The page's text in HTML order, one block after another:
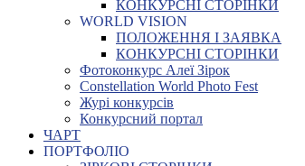
КОНКУРСНІ СТОРІНКИ
WORLD VISION
ПОЛОЖЕННЯ І ЗАЯВКА
КОНКУРСНІ СТОРІНКИ
Фотоконкурс Алеї Зірок
Constellation World Photo Fest
Журі конкурсів
Конкурсний портал
ЧАРТ
ПОРТФОЛІО